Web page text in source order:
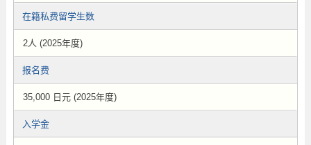
在籍私费留学生数
2人 (2025年度)
报名费
35,000 日元 (2025年度)
入学金